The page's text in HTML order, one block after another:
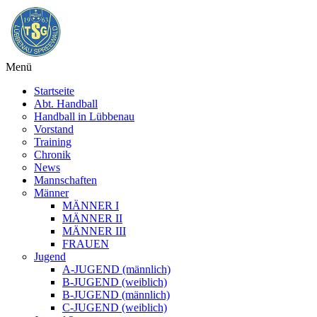
Menü
Startseite
Abt. Handball
Handball in Lübbenau
Vorstand
Training
Chronik
News
Mannschaften
Männer
MÄNNER I
MÄNNER II
MÄNNER III
FRAUEN
Jugend
A-JUGEND (männlich)
B-JUGEND (weiblich)
B-JUGEND (männlich)
C-JUGEND (weiblich)